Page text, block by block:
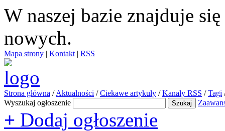
W naszej bazie znajduje się
nowych.
Mapa strony | Kontakt | RSS
Strona główna / Aktualności / Ciekawe artykuły / Kanały RSS / Tagi
Wyszukaj ogłoszenie
+ Dodaj ogłoszenie